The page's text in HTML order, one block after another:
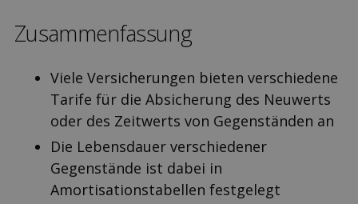
Zusammenfassung
Viele Versicherungen bieten verschiedene
Tarife für die Absicherung des Neuwerts
oder des Zeitwerts von Gegenständen an
Die Lebensdauer verschiedener
Gegenstände ist dabei in
Amortisationstabellen festgelegt